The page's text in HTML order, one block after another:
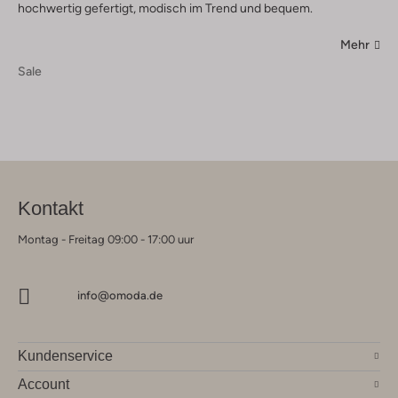
hochwertig gefertigt, modisch im Trend und bequem.
Mehr
Sale
Kontakt
Montag - Freitag 09:00 - 17:00 uur
info@omoda.de
Kundenservice
Account